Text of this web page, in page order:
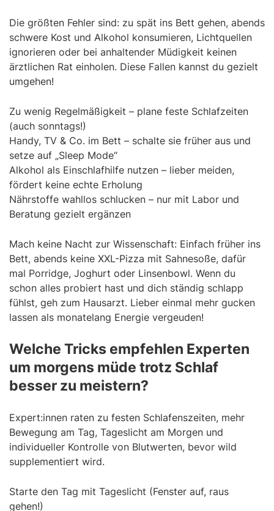
Die größten Fehler sind: zu spät ins Bett gehen, abends
schwere Kost und Alkohol konsumieren, Lichtquellen
ignorieren oder bei anhaltender Müdigkeit keinen
ärztlichen Rat einholen. Diese Fallen kannst du gezielt
umgehen!
Zu wenig Regelmäßigkeit – plane feste Schlafzeiten
(auch sonntags!)
Handy, TV & Co. im Bett – schalte sie früher aus und
setze auf „Sleep Mode“
Alkohol als Einschlafhilfe nutzen – lieber meiden,
fördert keine echte Erholung
Nährstoffe wahllos schlucken – nur mit Labor und
Beratung gezielt ergänzen
Mach keine Nacht zur Wissenschaft: Einfach früher ins
Bett, abends keine XXL-Pizza mit Sahnesoße, dafür
mal Porridge, Joghurt oder Linsenbowl. Wenn du
schon alles probiert hast und dich ständig schlapp
fühlst, geh zum Hausarzt. Lieber einmal mehr gucken
lassen als monatelang Energie vergeuden!
Welche Tricks empfehlen Experten
um morgens müde trotz Schlaf
besser zu meistern?
Expert:innen raten zu festen Schlafenszeiten, mehr
Bewegung am Tag, Tageslicht am Morgen und
individueller Kontrolle von Blutwerten, bevor wild
supplementiert wird.
Starte den Tag mit Tageslicht (Fenster auf, raus
gehen!)